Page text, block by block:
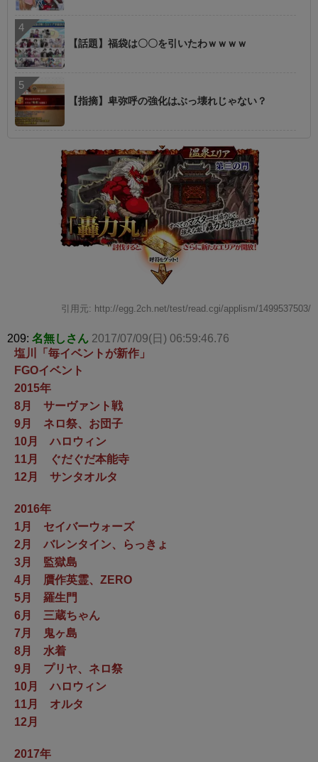
【話題】福袋は〇〇を引いたわｗｗｗｗ
【指摘】卑弥呼の強化はぶっ壊れじゃない？
引用元: http://egg.2ch.net/test/read.cgi/applism/1499537503/
209: 名無しさん 2017/07/09(日) 06:59:46.76
塩川「毎イベントが新作」
FGOイベント
2015年
8月 サーヴァント戦
9月 ネロ祭、お団子
10月 ハロウィン
11月 ぐだぐだ本能寺
12月 サンタオルタ
2016年
1月 セイバーウォーズ
2月 バレンタイン、らっきょ
3月 監獄島
4月 贋作英霊、ZERO
5月 羅生門
6月 三蔵ちゃん
7月 鬼ヶ島
8月 水着
9月 プリヤ、ネロ祭
10月 ハロウィン
11月 オルタ
12月
2017年